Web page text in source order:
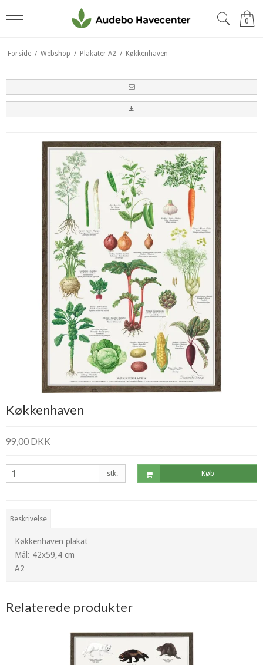
0
Forside / Webshop / Plakater A2 / Køkkenhaven
Køkkenhaven
99,00 DKK
stk. Køb
Beskrivelse
Køkkenhaven plakat
Mål: 42x59,4 cm
A2
Relaterede produkter